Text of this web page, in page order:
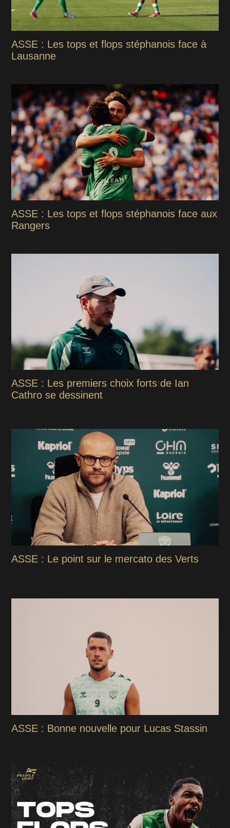
ASSE : Les tops et flops stéphanois face à
Lausanne
ASSE : Les tops et flops stéphanois face aux
Rangers
ASSE : Les premiers choix forts de Ian
Cathro se dessinent
ASSE : Le point sur le mercato des Verts
ASSE : Bonne nouvelle pour Lucas Stassin